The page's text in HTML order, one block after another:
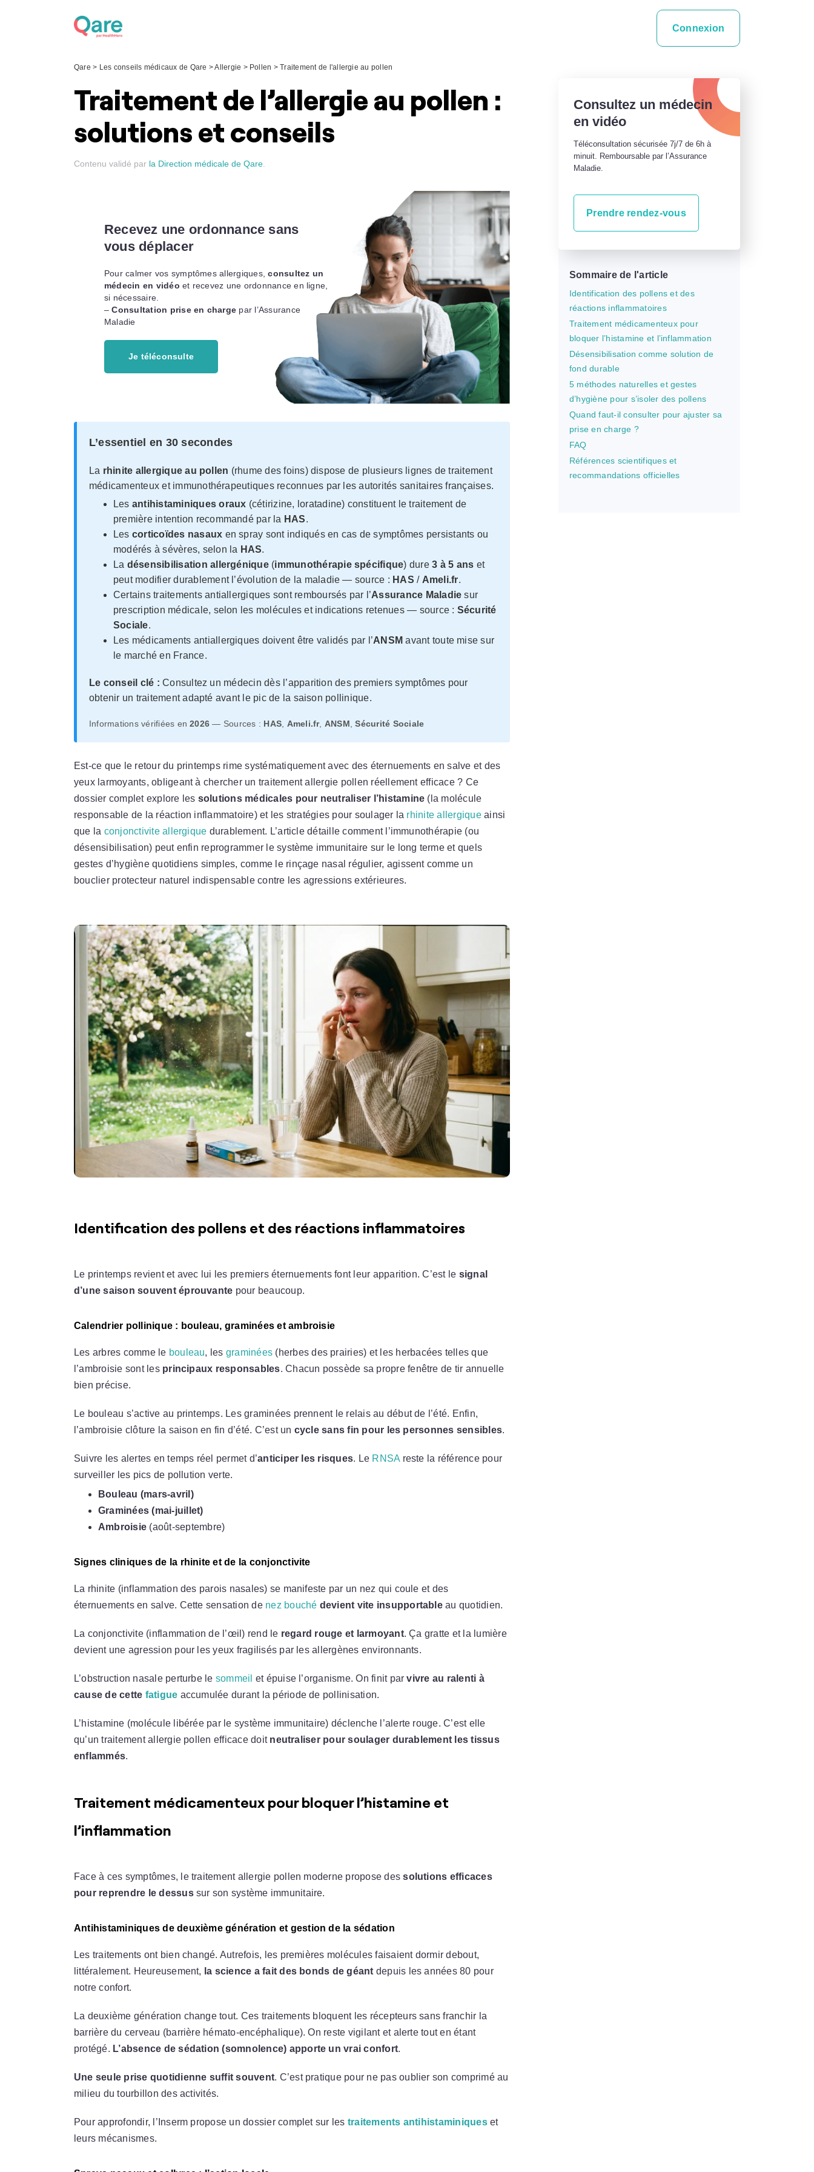
Connexion
Qare > Les conseils médicaux de Qare >Allergie > Pollen >Traitement de l'allergie au pollen
Traitement de l’allergie au pollen :
solutions et conseils
Contenu validé par la Direction médicale de Qare.
Recevez une ordonnance sans
vous déplacer
Pour calmer vos symptômes allergiques,consultez un
médecin en vidéo et recevez une ordonnance en ligne,
si nécessaire.
–Consultation prise en charge par l’Assurance
Maladie
Je téléconsulte
L’essentiel en 30 secondes
La rhinite allergique au pollen (rhume des foins) dispose de plusieurs lignes de traitement
médicamenteux et immunothérapeutiques reconnues par les autorités sanitaires françaises.
Les antihistaminiques oraux (cétirizine, loratadine) constituent le traitement de
première intention recommandé par la HAS.
Les corticoïdes nasaux en spray sont indiqués en cas de symptômes persistants ou
modérés à sévères, selon la HAS.
La désensibilisation allergénique(immunothérapie spécifique) dure3 à 5 ans et
peut modifier durablement l’évolution de la maladie — source : HAS / Ameli.fr.
Certains traitements antiallergiques sont remboursés par l’Assurance Maladie sur
prescription médicale, selon les molécules et indications retenues — source : Sécurité
Sociale.
Les médicaments antiallergiques doivent être validés par l’ANSM avant toute mise sur
le marché en France.
Le conseil clé : Consultez un médecin dès l’apparition des premiers symptômes pour
obtenir un traitement adapté avant le pic de la saison pollinique.
Informations vérifiées en2026 — Sources : HAS, Ameli.fr, ANSM ,Sécurité Sociale
Est-ce que le retour du printemps rime systématiquement avec des éternuements en salve et des
yeux larmoyants, obligeant à chercher un traitement allergie pollen réellement efficace ? Ce
dossier complet explore les solutions médicales pour neutraliser l’histamine (la molécule
responsable de la réaction inflammatoire) et les stratégies pour soulager la rhinite allergiqueainsi
que la conjonctivite allergique durablement. L’article détaille comment l’immunothérapie (ou
désensibilisation) peut enfin reprogrammer le système immunitaire sur le long terme et quels
gestes d’hygiène quotidiens simples, comme le rinçage nasal régulier, agissent comme un
bouclier protecteur naturel indispensable contre les agressions extérieures.
Identification des pollens et des réactions inflammatoires
Le printemps revient et avec lui les premiers éternuements font leur apparition. C’est le signal
d’une saison souvent éprouvante pour beaucoup.
Calendrier pollinique : bouleau, graminées et ambroisie
Les arbres comme le bouleau, les graminées (herbes des prairies) et les herbacées telles que
l’ambroisie sont les principaux responsables. Chacun possède sa propre fenêtre de tir annuelle
bien précise.
Le bouleau s’active au printemps. Les graminées prennent le relais au début de l’été. Enfin,
l’ambroisie clôture la saison en fin d’été. C’est un cycle sans fin pour les personnes sensibles.
Suivre les alertes en temps réel permet d’anticiper les risques. Le RNSA reste la référence pour
surveiller les pics de pollution verte.
Bouleau (mars-avril)
Graminées (mai-juillet)
Ambroisie (août-septembre)
Signes cliniques de la rhinite et de la conjonctivite
La rhinite (inflammation des parois nasales) se manifeste par un nez qui coule et des
éternuements en salve. Cette sensation de nez bouché devient vite insupportableau quotidien.
La conjonctivite (inflammation de l’œil) rend le regard rouge et larmoyant. Ça gratte et la lumière
devient une agression pour les yeux fragilisés par les allergènes environnants.
L’obstruction nasale perturbe le sommeil et épuise l’organisme. On finit parvivre au ralenti à
cause de cette fatigue accumulée durant la période de pollinisation.
L’histamine (molécule libérée par le système immunitaire) déclenche l’alerte rouge. C’est elle
qu’un traitement allergie pollen efficace doit neutraliser pour soulager durablement les tissus
enflammés.
Traitement médicamenteux pour bloquer l’histamine et
l’inflammation
Face à ces symptômes, le traitement allergie pollen moderne propose dessolutions efficaces
pour reprendre le dessussur son système immunitaire.
Antihistaminiques de deuxième génération et gestion de la sédation
Les traitements ont bien changé. Autrefois, les premières molécules faisaient dormir debout,
littéralement. Heureusement, la science a fait des bonds de géant depuis les années 80 pour
notre confort.
La deuxième génération change tout. Ces traitements bloquent les récepteurs sans franchir la
barrière du cerveau (barrière hémato-encéphalique). On reste vigilant et alerte tout en étant
protégé. L’absence de sédation (somnolence) apporte un vrai confort.
Une seule prise quotidienne suffit souvent. C’est pratique pour ne pas oublier son comprimé au
milieu du tourbillon des activités.
Pour approfondir, l’Inserm propose un dossier complet sur les traitements antihistaminiqueset
leurs mécanismes.
Consultez un médecin
en vidéo
Téléconsultation sécurisée 7j/7 de 6h à
minuit. Remboursable par l’Assurance
Maladie.
Prendre rendez-vous
Sommaire de l'article
Identification des pollens et des
réactions inflammatoires
Traitement médicamenteux pour
bloquer l’histamine et l’inflammation
Désensibilisation comme solution de
fond durable
5 méthodes naturelles et gestes
d’hygiène pour s’isoler des pollens
Quand faut-il consulter pour ajuster sa
prise en charge ?
FAQ
Références scientifiques et
recommandations officielles